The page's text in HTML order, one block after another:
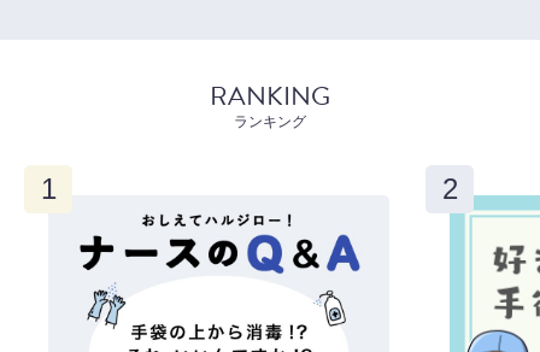
RANKING
ランキング